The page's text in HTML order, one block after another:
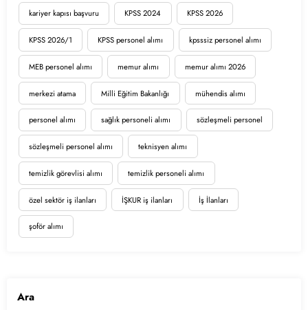
kariyer kapısı başvuru KPSS 2024 KPSS 2026
KPSS 2026/1 KPSS personel alımı kpsssiz personel alımı
MEB personel alımı memur alımı memur alımı 2026
merkezi atama Milli Eğitim Bakanlığı mühendis alımı
personel alımı sağlık personeli alımı sözleşmeli personel
sözleşmeli personel alımı teknisyen alımı
temizlik görevlisi alımı temizlik personeli alımı
özel sektör iş ilanları İŞKUR iş ilanları İş İlanları
şoför alımı
Ara